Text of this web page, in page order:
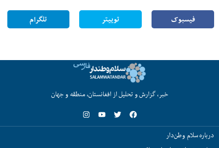
فیسبوک توییتر تلگرام
خبر، گزارش و تحلیل از افغانستان، منطقه و جهان
درباره سلام وطن‌دار